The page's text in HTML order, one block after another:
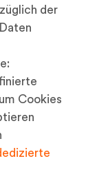
der
Cookies